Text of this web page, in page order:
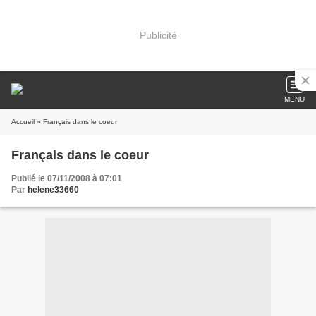
Publicité
MENU
Accueil » Français dans le coeur
Français dans le coeur
Publié le 07/11/2008 à 07:01
Par helene33660